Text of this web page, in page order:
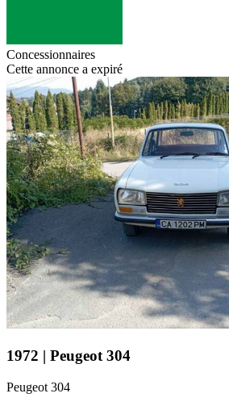
Concessionnaires
Cette annonce a expiré
1972 | Peugeot 304
Peugeot 304